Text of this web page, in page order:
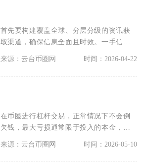
首先要构建覆盖全球、分层分级的资讯获
取渠道，确保信息全面且时效。一手信源
来源：云台币圈网 时间：2026-04-22
在币圈进行杠杆交易，正常情况下不会倒
欠钱，最大亏损通常限于投入的本金，但
来源：云台币圈网 时间：2026-05-10